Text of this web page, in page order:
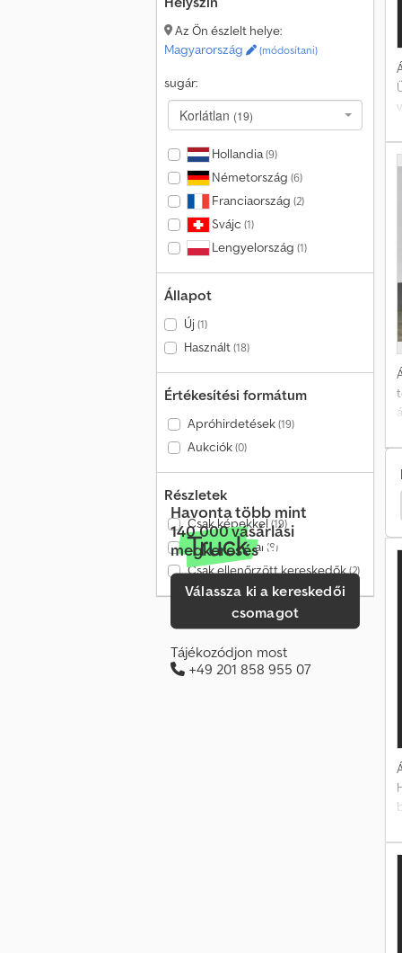
Az Ön észlelt helye:
Magyarország
(módosítani)
sugár:
Korlátlan (19)
Hollandia(9)
Németország (6)
Franciaország (2)
Svájc (1)
Lengyelország (1)
Állapot
Új(1)
Használt(18)
Értékesítési formátum
Apróhirdetések(19)
Aukciók(0)
Részletek
Csak képekkel(19)
Csak videóval (8)
Csak ellenőrzött kereskedők(2)
Havonta több mint
140 000 vásárlási
megkeresés
Válassza ki a kereskedői
csomagot
Tájékozódjon most
+49 201 858 955 07
Caterpillar Dömper Bobcat Egyéb